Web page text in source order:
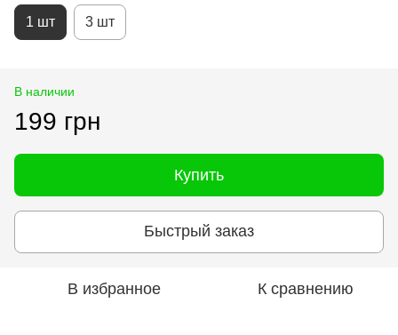
1 шт 3 шт
В наличии
199 грн
Купить
Быстрый заказ
В избранное К сравнению